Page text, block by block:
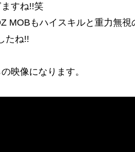
すね!!笑
MOBもハイスキルと重力無
たね!!
映像になります。